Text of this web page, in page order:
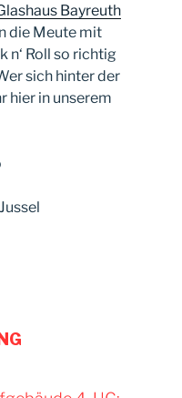
Bayreuth
die Meute mit
n‘ Roll so richtig
sich hinter der
hier in unserem